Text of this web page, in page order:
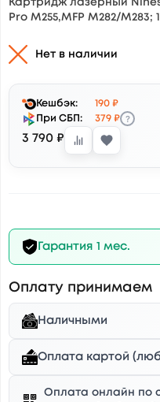
Картридж лазерный
Pro M255,MFP M282/
Нет в наличии
Кешбэк:
190 ₽
При СБП:
379 ₽ ?
3 790 ₽
Гарантия 1 мес.
Оплату принимаем
Наличными
Оплата картой
Оплата онлайн по